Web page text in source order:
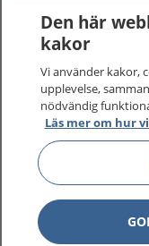
sjukdomar och
Logga in för att
vårdärenden.
1177 ger dig råd
1177 på flera språk
Den här
kakor
Vi använder kakor,
upplevelse,
nödvändig
Läs mer om hur